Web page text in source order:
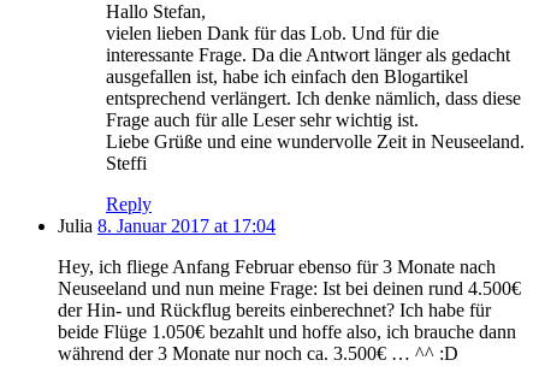
Hallo Stefan,
vielen lieben Dank für das Lob. Und für die
interessante Frage. Da die Antwort länger als gedacht
ausgefallen ist, habe ich einfach den Blogartikel
entsprechend verlängert. Ich denke nämlich, dass diese
Frage auch für alle Leser sehr wichtig ist.
Liebe Grüße und eine wundervolle Zeit in Neuseeland.
Steffi
Reply
Julia 8. Januar 2017 at 17:04
Hey, ich fliege Anfang Februar ebenso für 3 Monate nach
Neuseeland und nun meine Frage: Ist bei deinen rund 4.500€
der Hin- und Rückflug bereits einberechnet? Ich habe für
beide Flüge 1.050€ bezahlt und hoffe also, ich brauche dann
während der 3 Monate nur noch ca. 3.500€ … ^^ :D